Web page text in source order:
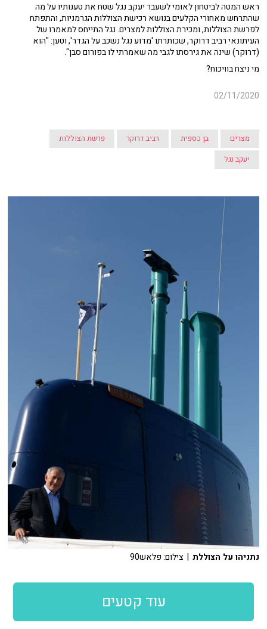
ראש המטה לביטחון לאומי לשעבר יעקב נגל שטח את טענותיו על מה
שהתרחש מאחורי הקלעים בנושא רכישת הצוללות הגרמניות, והתפתח
לפרשת הצוללות, ומכירת הצוללות למצרים. נגל התייחס למאמרו של
העיתונאי רביב דרוקר, שכותרתו 'מדוע נגל נשכב על הגדר', וטען: "הוא
(דרוקר) שינה את גירסתו לגבי מה שאמרתי לו בפורום סבן".
מי ניצח בוויכוח?
02/11/2020
מצרים בן כספית רביב דרוקר
פרשת הצוללות
יעקב נגל
נתניהו על הצוללת | צילום: פלאש90
עוד קטעים